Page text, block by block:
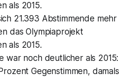
als 2015.
21.393 Abstimmende mehr
das Olympiaprojekt
als 2015.
war noch deutlicher als 2015:
Gegenstimmen, damals